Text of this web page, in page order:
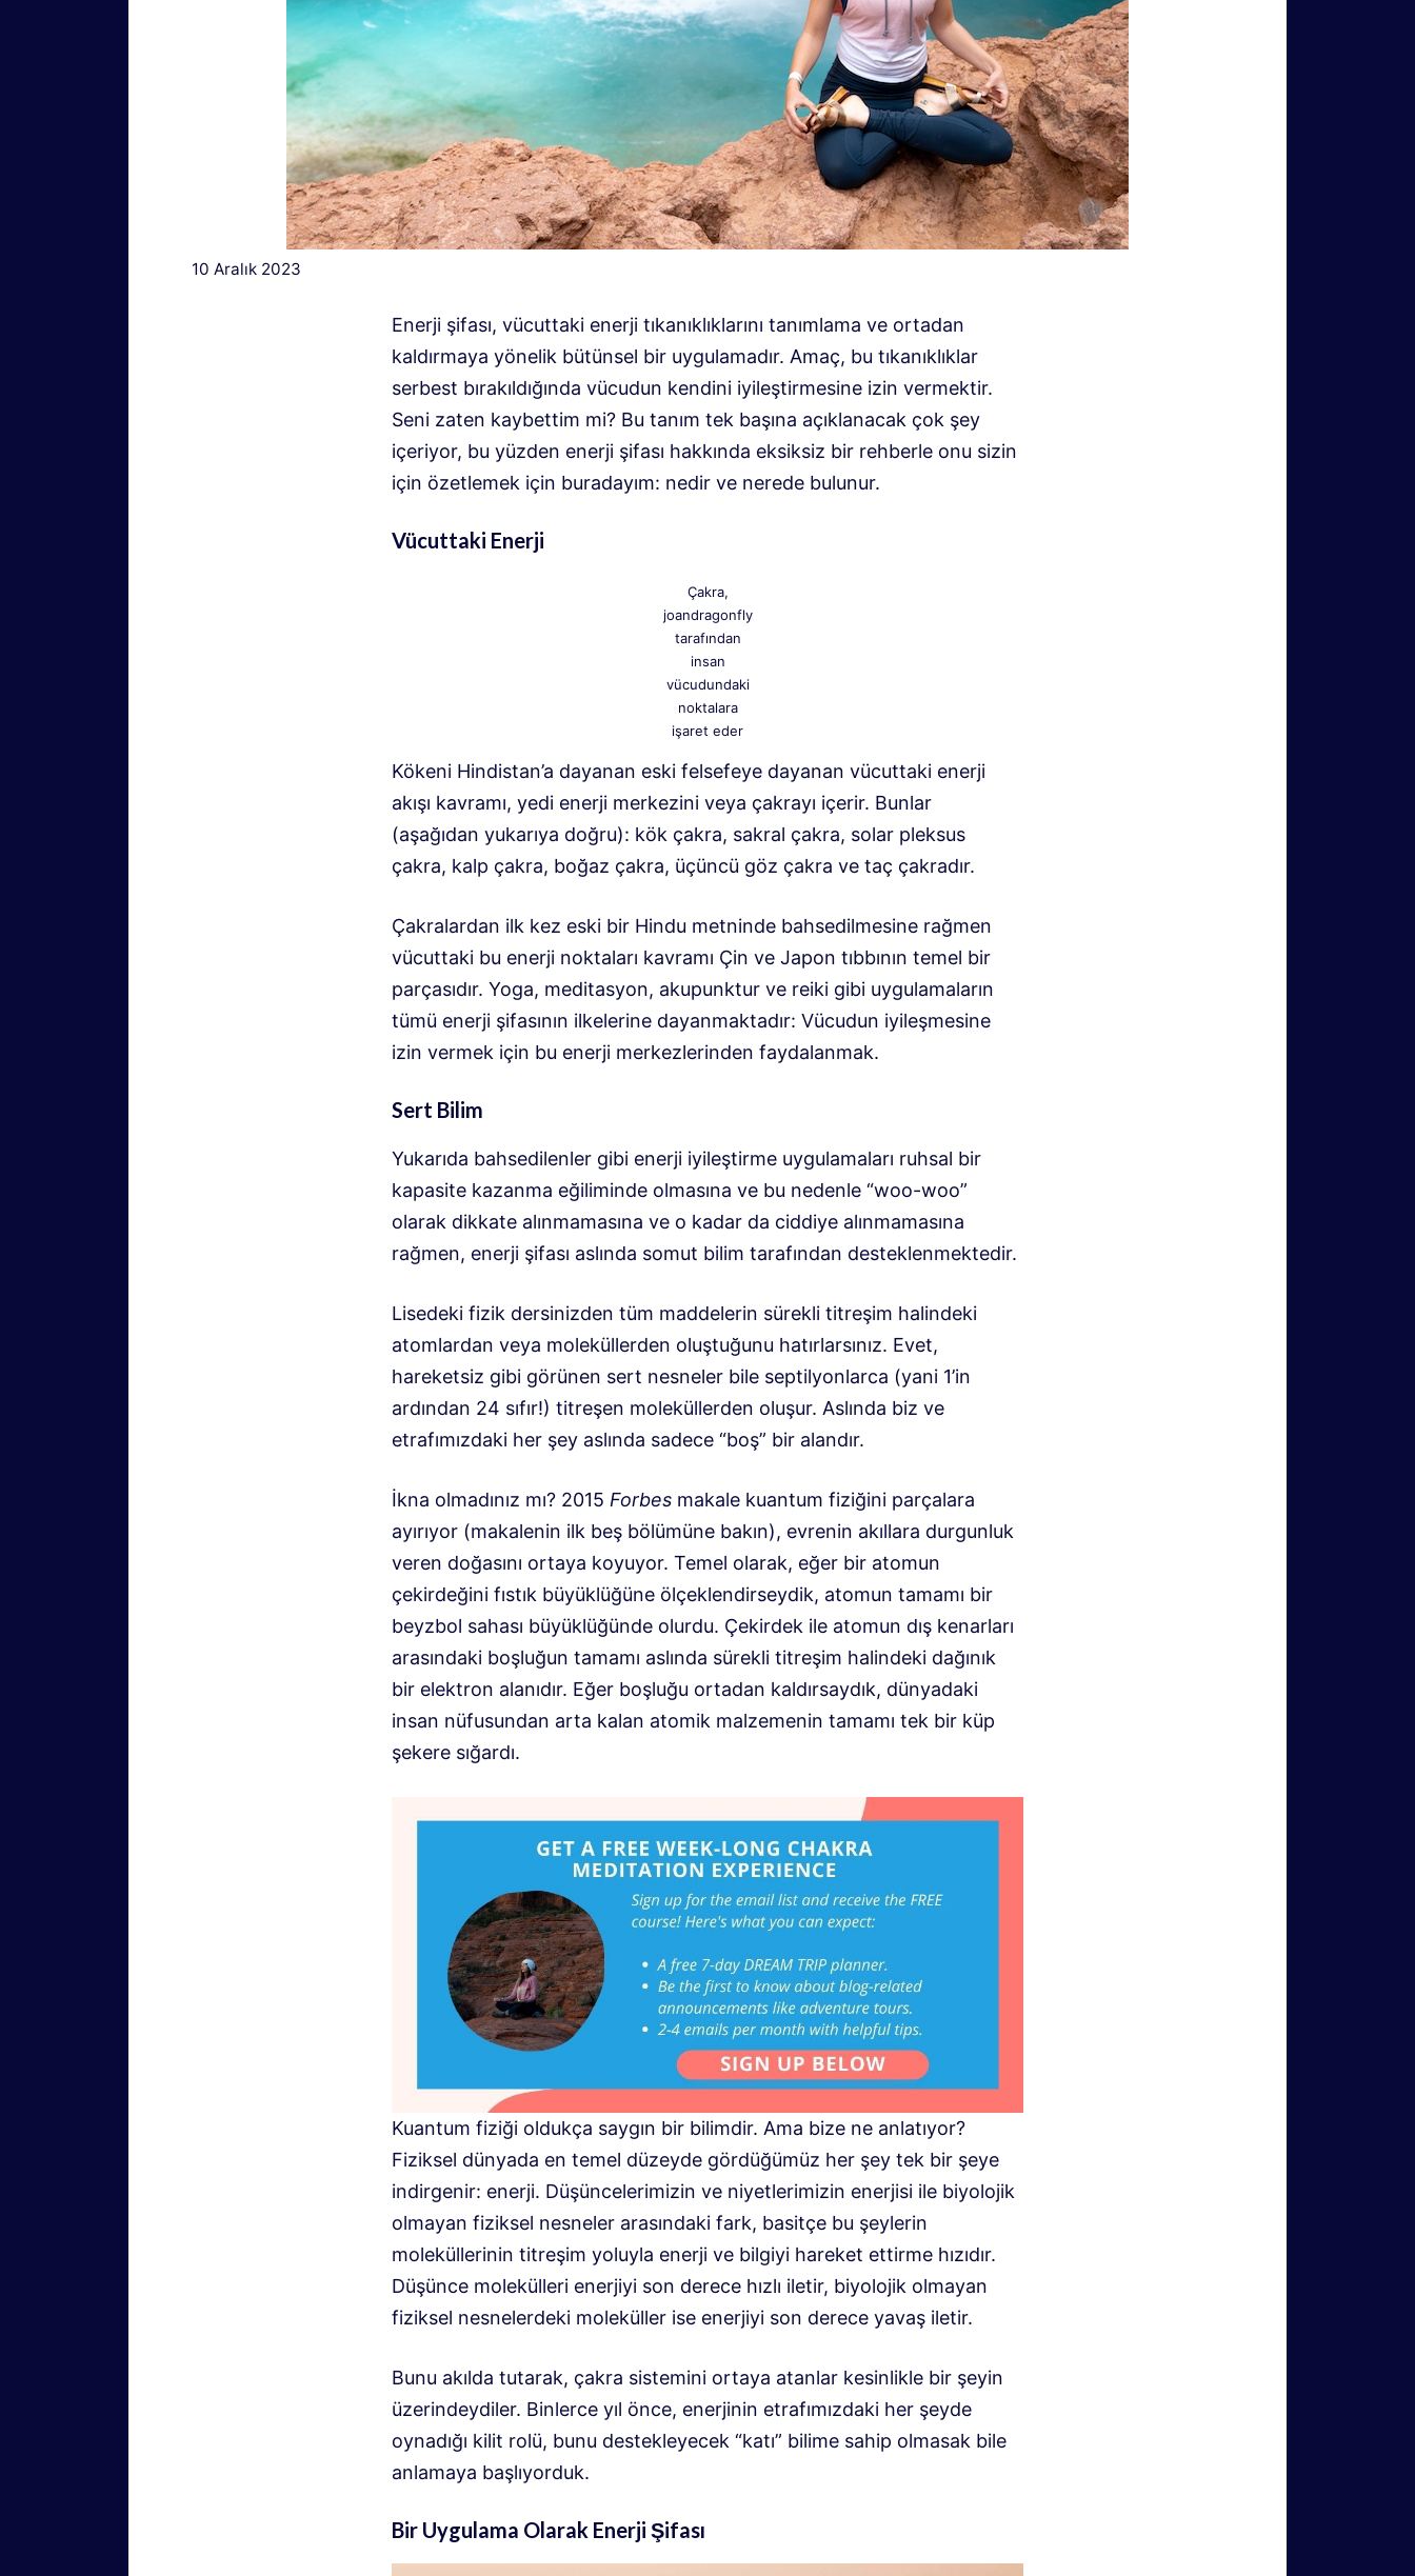
10 Aralık 2023
Enerji şifası, vücuttaki enerji tıkanıklıklarını tanımlama ve ortadan
kaldırmaya yönelik bütünsel bir uygulamadır. Amaç, bu tıkanıklıklar
serbest bırakıldığında vücudun kendini iyileştirmesine izin vermektir.
Seni zaten kaybettim mi? Bu tanım tek başına açıklanacak çok şey
içeriyor, bu yüzden enerji şifası hakkında eksiksiz bir rehberle onu sizin
için özetlemek için buradayım: nedir ve nerede bulunur.
Vücuttaki Enerji
Çakra,
joandragonfly
tarafından
insan
vücudundaki
noktalara
işaret eder
Kökeni Hindistan’a dayanan eski felsefeye dayanan vücuttaki enerji
akışı kavramı, yedi enerji merkezini veya çakrayı içerir. Bunlar
(aşağıdan yukarıya doğru): kök çakra, sakral çakra, solar pleksus
çakra, kalp çakra, boğaz çakra, üçüncü göz çakra ve taç çakradır.
Çakralardan ilk kez eski bir Hindu metninde bahsedilmesine rağmen
vücuttaki bu enerji noktaları kavramı Çin ve Japon tıbbının temel bir
parçasıdır. Yoga, meditasyon, akupunktur ve reiki gibi uygulamaların
tümü enerji şifasının ilkelerine dayanmaktadır: Vücudun iyileşmesine
izin vermek için bu enerji merkezlerinden faydalanmak.
Sert Bilim
Yukarıda bahsedilenler gibi enerji iyileştirme uygulamaları ruhsal bir
kapasite kazanma eğiliminde olmasına ve bu nedenle “woo-woo”
olarak dikkate alınmamasına ve o kadar da ciddiye alınmamasına
rağmen, enerji şifası aslında somut bilim tarafından desteklenmektedir.
Lisedeki fizik dersinizden tüm maddelerin sürekli titreşim halindeki
atomlardan veya moleküllerden oluştuğunu hatırlarsınız. Evet,
hareketsiz gibi görünen sert nesneler bile septilyonlarca (yani 1’in
ardından 24 sıfır!) titreşen moleküllerden oluşur. Aslında biz ve
etrafımızdaki her şey aslında sadece “boş” bir alandır.
İkna olmadınız mı? 2015 Forbes makale kuantum fiziğini parçalara
ayırıyor (makalenin ilk beş bölümüne bakın), evrenin akıllara durgunluk
veren doğasını ortaya koyuyor. Temel olarak, eğer bir atomun
çekirdeğini fıstık büyüklüğüne ölçeklendirseydik, atomun tamamı bir
beyzbol sahası büyüklüğünde olurdu. Çekirdek ile atomun dış kenarları
arasındaki boşluğun tamamı aslında sürekli titreşim halindeki dağınık
bir elektron alanıdır. Eğer boşluğu ortadan kaldırsaydık, dünyadaki
insan nüfusundan arta kalan atomik malzemenin tamamı tek bir küp
şekere sığardı.
Kuantum fiziği oldukça saygın bir bilimdir. Ama bize ne anlatıyor?
Fiziksel dünyada en temel düzeyde gördüğümüz her şey tek bir şeye
indirgenir: enerji. Düşüncelerimizin ve niyetlerimizin enerjisi ile biyolojik
olmayan fiziksel nesneler arasındaki fark, basitçe bu şeylerin
moleküllerinin titreşim yoluyla enerji ve bilgiyi hareket ettirme hızıdır.
Düşünce molekülleri enerjiyi son derece hızlı iletir, biyolojik olmayan
fiziksel nesnelerdeki moleküller ise enerjiyi son derece yavaş iletir.
Bunu akılda tutarak, çakra sistemini ortaya atanlar kesinlikle bir şeyin
üzerindeydiler. Binlerce yıl önce, enerjinin etrafımızdaki her şeyde
oynadığı kilit rolü, bunu destekleyecek “katı” bilime sahip olmasak bile
anlamaya başlıyorduk.
Bir Uygulama Olarak Enerji Şifası